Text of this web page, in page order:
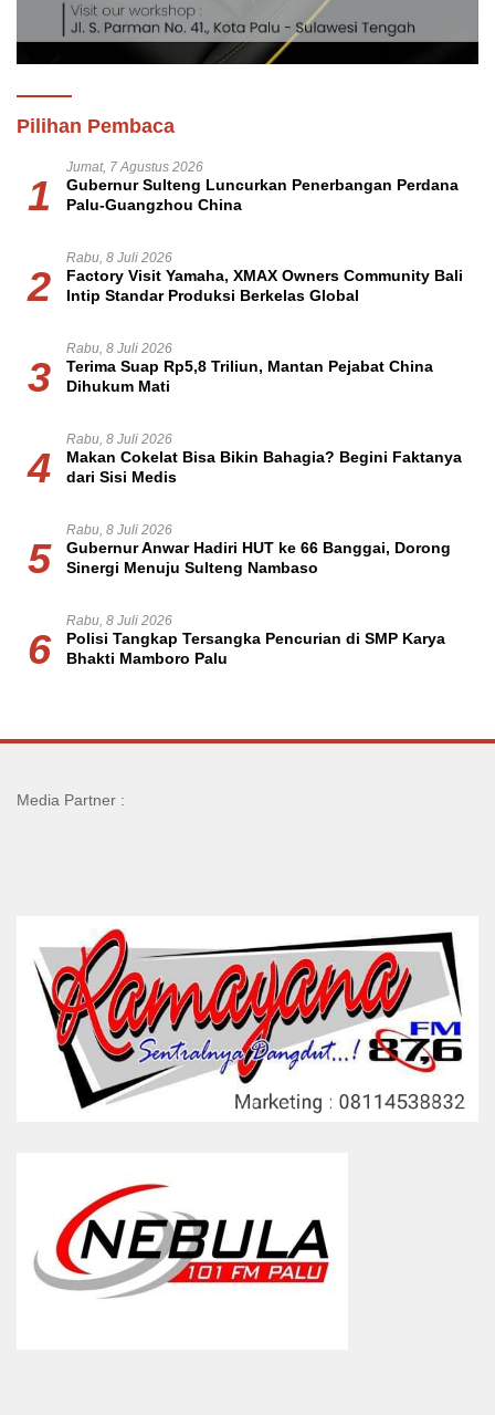
Pilihan Pembaca
1
Jumat, 7 Agustus 2026
Gubernur Sulteng Luncurkan Penerbangan Perdana
Palu-Guangzhou China
2
Rabu, 8 Juli 2026
Factory Visit Yamaha, XMAX Owners Community Bali
Intip Standar Produksi Berkelas Global
3
Rabu, 8 Juli 2026
Terima Suap Rp5,8 Triliun, Mantan Pejabat China
Dihukum Mati
4
Rabu, 8 Juli 2026
Makan Cokelat Bisa Bikin Bahagia? Begini Faktanya
dari Sisi Medis
5
Rabu, 8 Juli 2026
Gubernur Anwar Hadiri HUT ke 66 Banggai, Dorong
Sinergi Menuju Sulteng Nambaso
6
Rabu, 8 Juli 2026
Polisi Tangkap Tersangka Pencurian di SMP Karya
Bhakti Mamboro Palu
Media Partner :